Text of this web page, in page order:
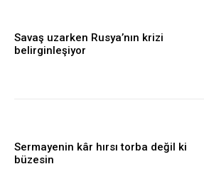
Savaş uzarken Rusya’nın krizi
belirginleşiyor
Sermayenin kâr hırsı torba değil ki
büzesin